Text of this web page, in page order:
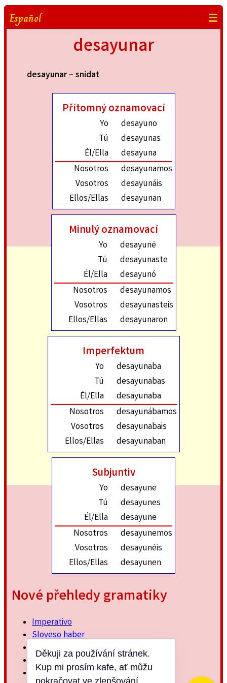
Español ☰
desayunar
desayunar – snídat
Přítomný oznamovací
Yo
desayuno
Tú
desayunas
Él/Ella
desayuna
Nosotros
desayunamos
Vosotros
desayunáis
Ellos/Ellas
desayunan
Minulý oznamovací
Yo
desayuné
Tú
desayunaste
Él/Ella
desayunó
Nosotros
desayunamos
Vosotros
desayunasteis
Ellos/Ellas
desayunaron
Imperfektum
Yo
desayunaba
Tú
desayunabas
Él/Ella
desayunaba
Nosotros
desayunábamos
Vosotros
desayunabais
Ellos/Ellas
desayunaban
Subjuntiv
Yo
desayune
Tú
desayunes
Él/Ella
desayune
Nosotros
desayunemos
Vosotros
desayunéis
Ellos/Ellas
desayunen
Nové přehledy gramatiky
Imperativo
Sloveso haber
Imperfektum
Přítomný subjuntiv
Minulý jednoduchý
Děkuji za používání stránek.
Kup mi prosím kafe, ať můžu
pokračovat ve zlepšování